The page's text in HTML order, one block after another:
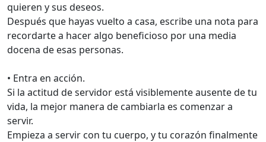
quieren y sus deseos.
Después que hayas vuelto a casa, escribe una nota para
recordarte a hacer algo beneficioso por una media
docena de esas personas.
• Entra en acción.
Si la actitud de servidor está visiblemente ausente de tu
vida, la mejor manera de cambiarla es comenzar a
servir.
Empieza a servir con tu cuerpo, y tu corazón finalmente